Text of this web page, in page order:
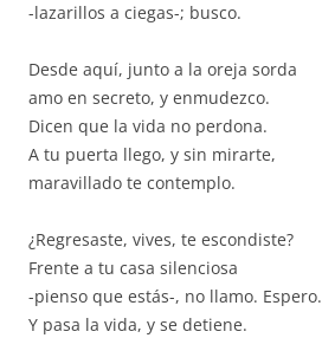
-lazarillos a ciegas-; busco.
Desde aquí, junto a la oreja sorda
amo en secreto, y enmudezco.
Dicen que la vida no perdona.
A tu puerta llego, y sin mirarte,
maravillado te contemplo.
¿Regresaste, vives, te escondiste?
Frente a tu casa silenciosa
-pienso que estás-, no llamo. Espero.
Y pasa la vida, y se detiene.